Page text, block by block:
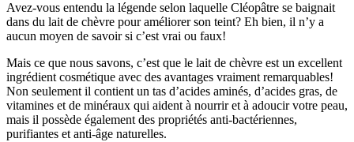
Avez-vous entendu la légende selon laquelle Cléopâtre se baignait
dans du lait de chèvre pour améliorer son teint? Eh bien, il n’y a
aucun moyen de savoir si c’est vrai ou faux!
Mais ce que nous savons, c’est que le lait de chèvre est un excellent
ingrédient cosmétique avec des avantages vraiment remarquables!
Non seulement il contient un tas d’acides aminés, d’acides gras, de
vitamines et de minéraux qui aident à nourrir et à adoucir votre peau,
mais il possède également des propriétés anti-bactériennes,
purifiantes et anti-âge naturelles.